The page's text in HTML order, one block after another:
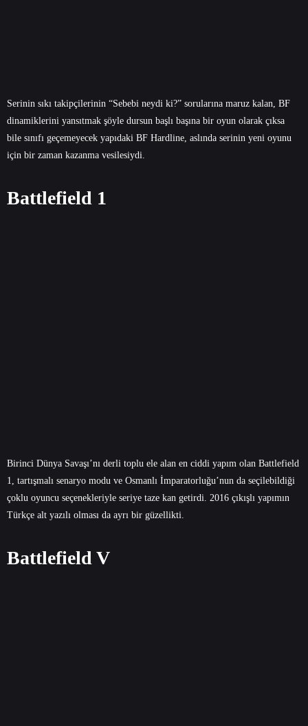
Serinin sıkı takipçilerinin “Sebebi neydi ki?” sorularına maruz kalan, BF
dinamiklerini yansıtmak şöyle dursun başlı başına bir oyun olarak çıksa
bile sınıfı geçemeyecek yapıdaki BF Hardline, aslında serinin yeni oyunu
için bir zaman kazanma vesilesiydi.
Battlefield 1
Birinci Dünya Savaşı’nı derli toplu ele alan en ciddi yapım olan Battlefield
1, tartışmalı senaryo modu ve Osmanlı İmparatorluğu’nun da seçilebildiği
çoklu oyuncu seçenekleriyle seriye taze kan getirdi. 2016 çıkışlı yapımın
Türkçe alt yazılı olması da ayrı bir güzellikti.
Battlefield V